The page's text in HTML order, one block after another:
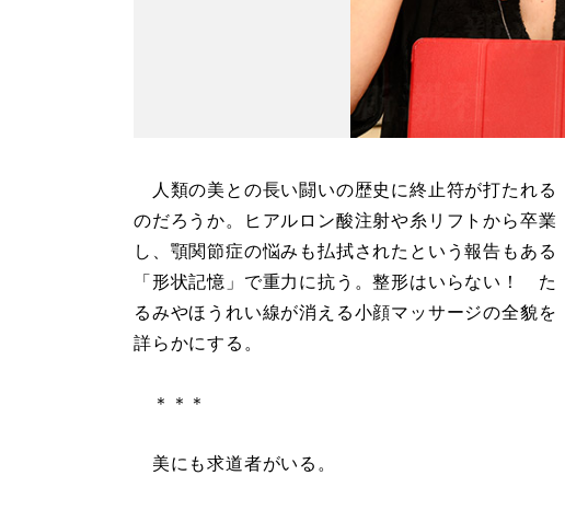
人類の美との長い闘いの歴史に終止符が打たれる
のだろうか。ヒアルロン酸注射や糸リフトから卒業
し、顎関節症の悩みも払拭されたという報告もある
「形状記憶」で重力に抗う。整形はいらない！ た
るみやほうれい線が消える小顔マッサージの全貌を
詳らかにする。
＊＊＊
美にも求道者がいる。